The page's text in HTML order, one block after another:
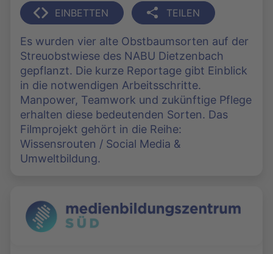
EINBETTEN TEILEN
Es wurden vier alte Obstbaumsorten auf der
Streuobstwiese des NABU Dietzenbach
gepflanzt. Die kurze Reportage gibt Einblick
in die notwendigen Arbeitsschritte.
Manpower, Teamwork und zukünftige Pflege
erhalten diese bedeutenden Sorten. Das
Filmprojekt gehört in die Reihe:
Wissensrouten / Social Media &
Umweltbildung.